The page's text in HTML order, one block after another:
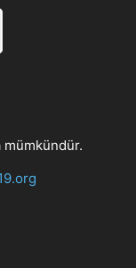
mümkündür.